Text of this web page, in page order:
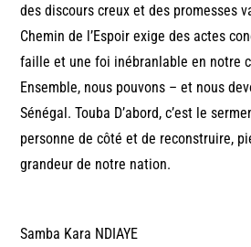
des discours creux et des promesses
Chemin de l’Espoir exige des actes
faille et une foi inébranlable en notre
Ensemble, nous pouvons – et nous
Sénégal. Touba D’abord, c’est le
personne de côté et de reconstruire,
grandeur de notre nation.
Samba Kara NDIAYE